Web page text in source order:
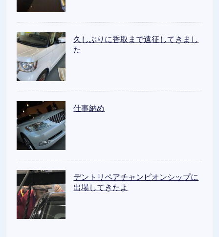
久しぶりに香取まで遠征してきまし
た
仕事納め
デントリペアチャンピオンシップに
出場してきたよ